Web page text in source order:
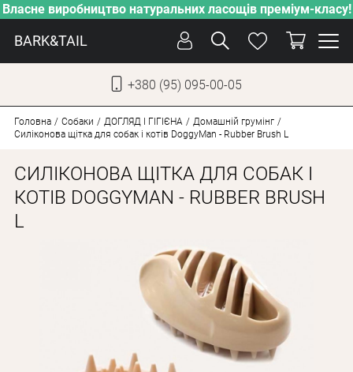
Власне виробництво натуральних ласощів преміум-класу!
BARK&TAIL
+380 (95) 095-00-05
ДОГЛЯД
ПІКЛУВАННЯ
НОВИНКИ
ДЛЯ КОТІВ
Оплата і доставка
Головна Собаки ДОГЛЯД І ГІГІЄНА
Домашній грумінг
Силіконова щітка для собак і котів DoggyMan - Rubber Brush L
СИЛІКОНОВА ЩІТКА ДЛЯ СОБАК І
КОТІВ DOGGYMAN - RUBBER BRUSH
L